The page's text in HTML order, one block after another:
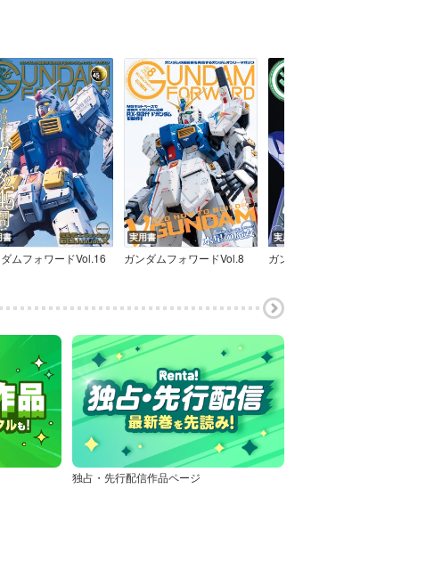
書
ムフォワードVol.16
実用書
ガンダムフォワードVol.8
実用書
ガンダムフォワードVol.7
独占・先行配信作品ページ